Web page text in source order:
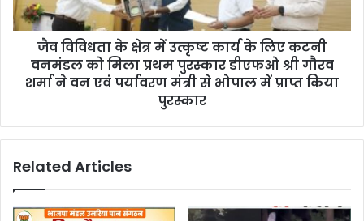
जैव विविधता के क्षेत्र में उत्कृष्ट कार्य के लिए कटनी
वनमंडल को मिला प्रथम पुरस्कार डीएफओ श्री गौरव
शर्मा ने वन एवं पर्यावरण मंत्री से भोपाल में प्राप्त किया
पुरस्कार
Related Articles